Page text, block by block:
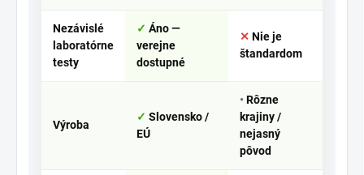
Nezávislé
laboratórne
testy
Áno —
verejne
dostupné
Nie je
štandardom
Výroba
Slovensko /
EÚ
Rôzne
krajiny /
nejasný
pôvod